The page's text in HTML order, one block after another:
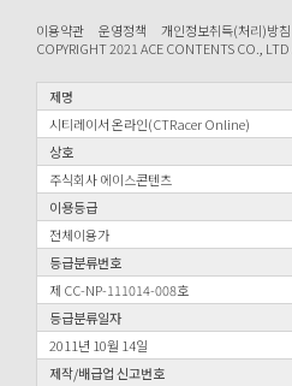
이용약관 운영정책
개인정보취득(처리)방침
COPYRIGHT 2021 ACE CONTENTS CO., LTD
제명
시티레이서 온라인(CTRacer Online)
상호
주식회사 에이스콘텐츠
이용등급
전체이용가
등급분류번호
제 CC-NP-111014-008호
등급분류일자
2011년 10월 14일
제작/배급업 신고번호